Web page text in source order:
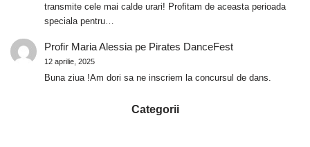
transmite cele mai calde urari! Profitam de aceasta perioada
speciala pentru…
Profir Maria Alessiape Pirates DanceFest
12 aprilie, 2025
Buna ziua !Am dori sa ne inscriem la concursul de dans.
Categorii